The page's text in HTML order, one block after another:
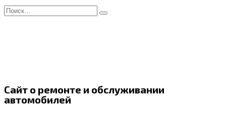
Перейти
к
Search
for:
Сайт о ремонте и обслуживании
автомобилей